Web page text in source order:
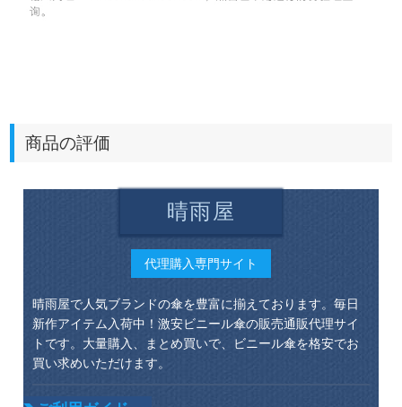
商品の評価
晴雨屋
代理購入専門サイト
晴雨屋で人気ブランドの傘を豊富に揃えております。毎日
新作アイテム入荷中！激安ビニール傘の販売通販代理サイ
トです。大量購入、まとめ買いで、ビニール傘を格安でお
買い求めいただけます。